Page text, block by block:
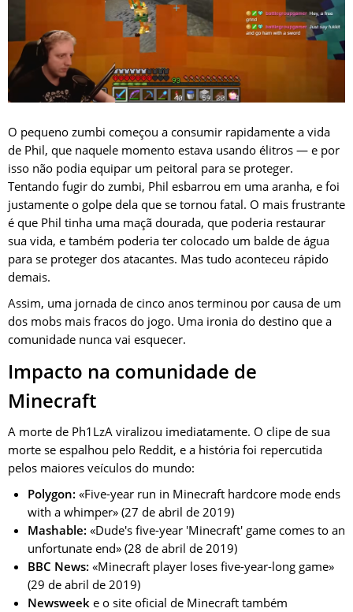
O pequeno zumbi começou a consumir rapidamente a vida
de Phil, que naquele momento estava usando élitros — e por
isso não podia equipar um peitoral para se proteger.
Tentando fugir do zumbi, Phil esbarrou em uma aranha, e foi
justamente o golpe dela que se tornou fatal. O mais frustrante
é que Phil tinha uma maçã dourada, que poderia restaurar
sua vida, e também poderia ter colocado um balde de água
para se proteger dos atacantes. Mas tudo aconteceu rápido
demais.
Assim, uma jornada de cinco anos terminou por causa de um
dos mobs mais fracos do jogo. Uma ironia do destino que a
comunidade nunca vai esquecer.
Impacto na comunidade de
Minecraft
A morte de Ph1LzA viralizou imediatamente. O clipe de sua
morte se espalhou pelo Reddit, e a história foi repercutida
pelos maiores veículos do mundo:
Polygon: «Five-year run in Minecraft hardcore mode ends
with a whimper» (27 de abril de 2019)
Mashable: «Dude's five-year 'Minecraft' game comes to an
unfortunate end» (28 de abril de 2019)
BBC News: «Minecraft player loses five-year-long game»
(29 de abril de 2019)
Newsweek e o site oficial de Minecraft também